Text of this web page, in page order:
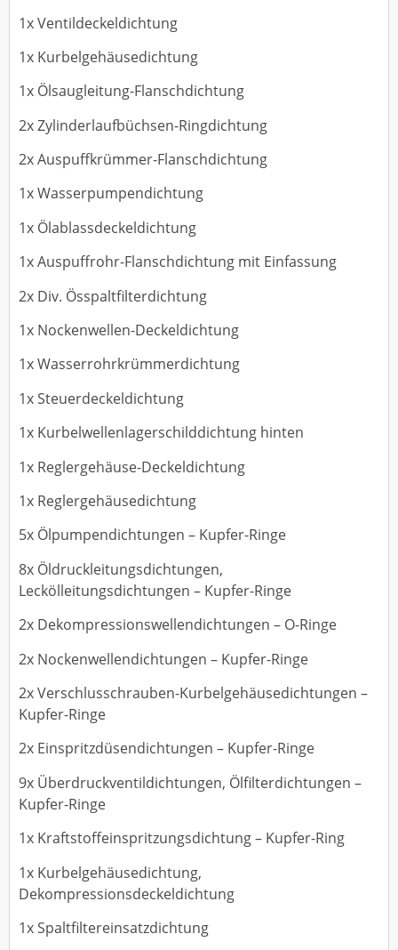
1x Ventildeckeldichtung
1x Kurbelgehäusedichtung
1x Ölsaugleitung-Flanschdichtung
2x Zylinderlaufbüchsen-Ringdichtung
2x Auspuffkrümmer-Flanschdichtung
1x Wasserpumpendichtung
1x Ölablassdeckeldichtung
1x Auspuffrohr-Flanschdichtung mit Einfassung
2x Div. Össpaltfilterdichtung
1x Nockenwellen-Deckeldichtung
1x Wasserrohrkrümmerdichtung
1x Steuerdeckeldichtung
1x Kurbelwellenlagerschilddichtung hinten
1x Reglergehäuse-Deckeldichtung
1x Reglergehäusedichtung
5x Ölpumpendichtungen – Kupfer-Ringe
8x Öldruckleitungsdichtungen,
Leckölleitungsdichtungen – Kupfer-Ringe
2x Dekompressionswellendichtungen – O-Ringe
2x Nockenwellendichtungen – Kupfer-Ringe
2x Verschlusschrauben-Kurbelgehäusedichtungen –
Kupfer-Ringe
2x Einspritzdüsendichtungen – Kupfer-Ringe
9x Überdruckventildichtungen, Ölfilterdichtungen –
Kupfer-Ringe
1x Kraftstoffeinspritzungsdichtung – Kupfer-Ring
1x Kurbelgehäusedichtung,
Dekompressionsdeckeldichtung
1x Spaltfiltereinsatzdichtung